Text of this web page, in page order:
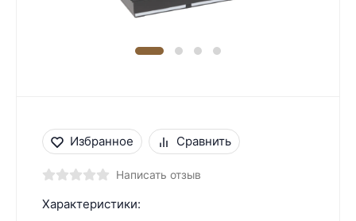
Избранное Сравнить
Написать отзыв
Характеристики: